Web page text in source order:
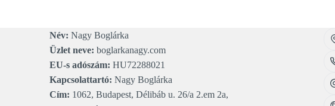
Név: Nagy Boglárka
Üzlet neve: boglarkanagy.com
EU-s adószám: HU72288021
Kapcsolattartó: Nagy Boglárka
Cím: 1062, Budapest, Délibáb u. 26/a 2.em 2a,